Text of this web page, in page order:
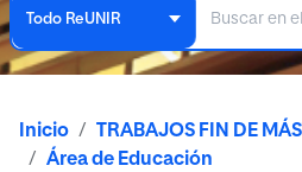
Todo ReUNIR
Inicio
TRABAJOS FIN DE
Área de Educación